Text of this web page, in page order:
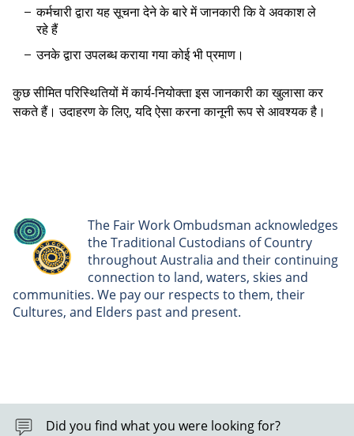
कर्मचारी द्वारा यह सूचना देने के बारे में जानकारी कि वे अवकाश ले
रहे हैं
उनके द्वारा उपलब्ध कराया गया कोई भी प्रमाण।
कुछ सीमित परिस्थितियों में कार्य-नियोक्ता इस जानकारी का खुलासा कर
सकते हैं। उदाहरण के लिए, यदि ऐसा करना कानूनी रूप से आवश्यक है।
The Fair Work Ombudsman acknowledges
the Traditional Custodians of Country
throughout Australia and their continuing
connection to land, waters, skies and
communities. We pay our respects to them, their
Cultures, and Elders past and present.
Did you find what you were looking for?